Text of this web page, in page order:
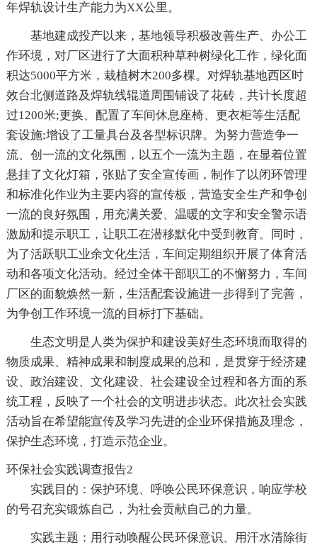
年焊轨设计生产能力为XX公里。
基地建成投产以来，基地领导积极改善生产、办公工
作环境，对厂区进行了大面积种草种树绿化工作，绿化面
积达5000平方米，栽植树木200多棵。对焊轨基地西区时
效台北侧道路及焊轨线辊道周围铺设了花砖，共计长度超
过1200米;更换、配置了车间休息座椅、更衣柜等生活配
套设施;增设了工量具台及各型标识牌。为努力营造争一
流、创一流的文化氛围，以五个一流为主题，在显着位置
悬挂了文化灯箱，张贴了安全宣传画，制作了以闭环管理
和标准化作业为主要内容的宣传板，营造安全生产和争创
一流的良好氛围，用充满关爱、温暖的文字和安全警示语
激励和提示职工，让职工在潜移默化中受到教育。同时，
为了活跃职工业余文化生活，车间定期组织开展了体育活
动和各项文化活动。经过全体干部职工的不懈努力，车间
厂区的面貌焕然一新，生活配套设施进一步得到了完善，
为争创工作环境一流的目标打下基础。
生态文明是人类为保护和建设美好生态环境而取得的
物质成果、精神成果和制度成果的总和，是贯穿于经济建
设、政治建设、文化建设、社会建设全过程和各方面的系
统工程，反映了一个社会的文明进步状态。此次社会实践
活动旨在希望能宣传及学习先进的企业环保措施及理念，
保护生态环境，打造示范企业。
环保社会实践调查报告2
实践目的：保护环境、呼唤公民环保意识，响应学校
的号召充实锻炼自己，为社会贡献自己的力量。
实践主题：用行动唤醒公民环保意识、用汗水清除街